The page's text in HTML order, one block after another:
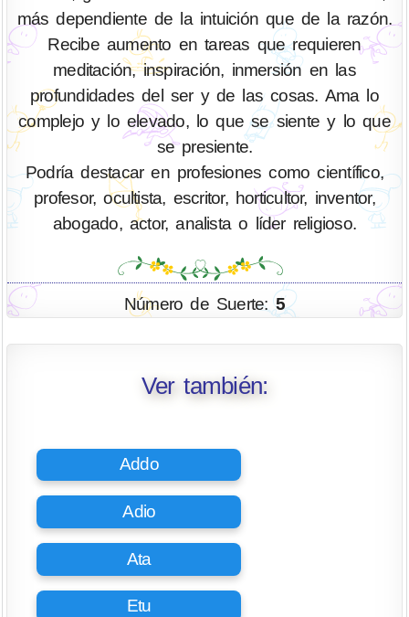
más dependiente de la intuición que de la razón.
Recibe aumento en tareas que requieren
meditación, inspiración, inmersión en las
profundidades del ser y de las cosas. Ama lo
complejo y lo elevado, lo que se siente y lo que
se presiente.
Podría destacar en profesiones como científico,
profesor, ocultista, escritor, horticultor, inventor,
abogado, actor, analista o líder religioso.
Número de Suerte:5
Ver también:
Addo
Adio
Ata
Etu